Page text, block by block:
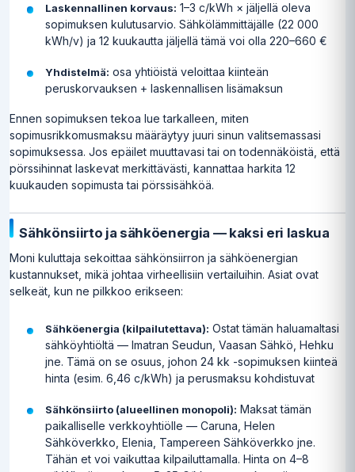
Laskennallinen korvaus: 1–3 c/kWh × jäljellä oleva
sopimuksen kulutusarvio. Sähkölämmittäjälle (22 000
kWh/v) ja 12 kuukautta jäljellä tämä voi olla 220–660 €
Yhdistelmä: osa yhtiöistä veloittaa kiinteän
peruskorvauksen + laskennallisen lisämaksun
Ennen sopimuksen tekoa lue tarkalleen, miten
sopimusrikkomusmaksu määräytyy juuri sinun valitsemassasi
sopimuksessa. Jos epäilet muuttavasi tai on todennäköistä, että
pörssihinnat laskevat merkittävästi, kannattaa harkita 12
kuukauden sopimusta tai pörssisähköä.
Sähkönsiirto ja sähköenergia — kaksi eri laskua
Moni kuluttaja sekoittaa sähkönsiirron ja sähköenergian
kustannukset, mikä johtaa virheellisiin vertailuihin. Asiat ovat
selkeät, kun ne pilkkoo erikseen:
Sähköenergia (kilpailutettava): Ostat tämän haluamaltasi
sähköyhtiöltä — Imatran Seudun, Vaasan Sähkö, Hehku
jne. Tämä on se osuus, johon 24 kk -sopimuksen kiinteä
hinta (esim. 6,46 c/kWh) ja perusmaksu kohdistuvat
Sähkönsiirto (alueellinen monopoli): Maksat tämän
paikalliselle verkkoyhtiölle — Caruna, Helen
Sähköverkko, Elenia, Tampereen Sähköverkko jne.
Tähän et voi vaikuttaa kilpailuttamalla. Hinta on 4–8